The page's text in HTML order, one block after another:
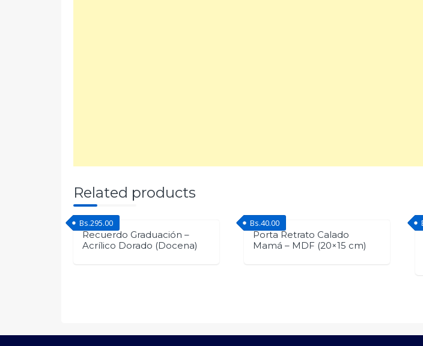
Related products
Recuerdo Graduación –
Acrílico Dorado (Docena)
Bs.295.00
Porta Retrato Calado
Mamá – MDF (20×15 cm)
Bs.40.00